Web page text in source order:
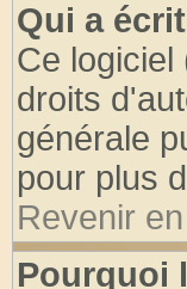
Qui a
Ce logiciel
droits
générale
pour plus
Revenir
Pourquoi